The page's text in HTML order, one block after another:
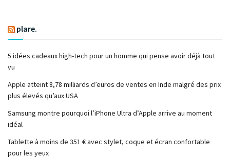
plare.
5 idées cadeaux high-tech pour un homme qui pense avoir déjà tout
vu
Apple atteint 8,78 milliards d’euros de ventes en Inde malgré des prix
plus élevés qu’aux USA
Samsung montre pourquoi l’iPhone Ultra d’Apple arrive au moment
idéal
Tablette à moins de 351 € avec stylet, coque et écran confortable
pour les yeux